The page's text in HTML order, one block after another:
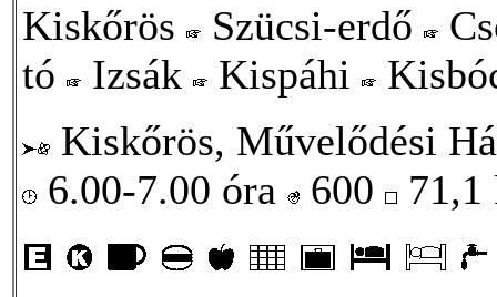
Kiskőrös Szücsi-erdő
tó
Izsák Kispáhi
Kiskőrös, Művelődési
6.00-7.00 óra
600